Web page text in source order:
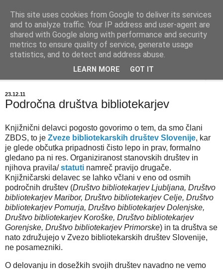
BIBLIOBLOG
O stvareh, ki zanimajo knjižničarje - info@biblioblog.si
23.12.11
Področna društva bibliotekarjev
Knjižnični delavci pogosto govorimo o tem, da smo člani
ZBDS, to je Zveze bibliotekarskih društev Slovenije, kar
je glede občutka pripadnosti čisto lepo in prav, formalno
gledano pa ni res. Organiziranost stanovskih društev in
njihova pravila/statuti namreč pravijo drugače.
Knjižničarski delavec se lahko včlani v eno od osmih
področnih društev (Društvo bibliotekarjev Ljubljana, Društvo
bibliotekarjev Maribor, Društvo bibliotekarjev Celje, Društvo
bibliotekarjev Pomurja, Društvo bibliotekarjev Dolenjske,
Društvo bibliotekarjev Koroške, Društvo bibliotekarjev
Gorenjske, Društvo bibliotekarjev Primorske) in ta društva se
nato združujejo v Zvezo bibliotekarskih društev Slovenije,
ne posamezniki.
O delovanju in dosežkih svojih društev navadno ne vemo
This site uses cookies from Google to deliver its services
and to analyze traffic. Your IP address and user-agent are
shared with Google along with performance and security
metrics to ensure quality of service, generate usage
statistics, and to detect and address abuse.
LEARN MORE GOT IT